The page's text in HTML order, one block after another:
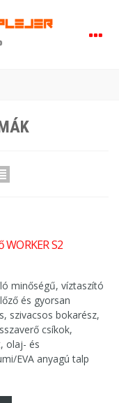
S2
minőségű, víztaszító
és gyorsan
szivacsos bokarész,
csíkok,
olaj- és
EVA anyagú talp